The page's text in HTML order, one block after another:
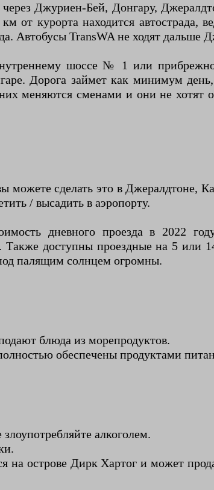
Джуриен-Бей, Донгару,
курорта находится автострада,
Автобусы TransWA не ходят дальше
шоссе № 1 или
Дорога займет как минимум
меняются сменами и они не хотят
сделать это в Джералдтоне,
/ высадить в аэропорту.
дневного проезда в 2022
доступны проездные на 5 или
палящим солнцем огромны.
блюда из морепродуктов.
обеспечены продуктами
алкоголем.
на острове Дирк Хартог и может